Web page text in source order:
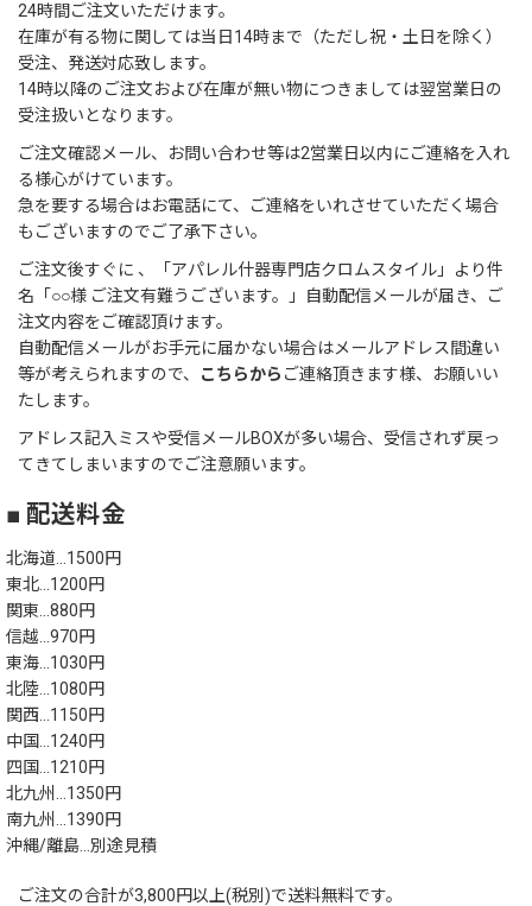
24時間ご注文いただけます。
在庫が有る物に関しては当日14時まで（ただし祝・土日を除く）
受注、発送対応致します。
14時以降のご注文および在庫が無い物につきましては翌営業日の
受注扱いとなります。
ご注文確認メール、お問い合わせ等は2営業日以内にご連絡を入れ
る様心がけています。
急を要する場合はお電話にて、ご連絡をいれさせていただく場合
もございますのでご了承下さい。
ご注文後すぐに 、「アパレル什器専門店クロムスタイル」より件
名「○○様 ご注文有難うございます。」自動配信メールが届き、ご
注文内容をご確認頂けます。
自動配信メールがお手元に届かない場合はメールアドレス間違い
等が考えられますので、
こちらから ご連絡頂きます様、お願いい
たします。
アドレス記入ミスや受信メールBOXが多い場合、受信されず戻っ
てきてしまいますのでご注意願います。
■ 配送料金
北海道…1500円
東北…1200円
関東…880円
信越…970円
東海…1030円
北陸…1080円
関西…1150円
中国…1240円
四国…1210円
北九州…1350円
南九州…1390円
沖縄/離島…別途見積
ご注文の合計が3,800円以上(税別)で送料無料です。